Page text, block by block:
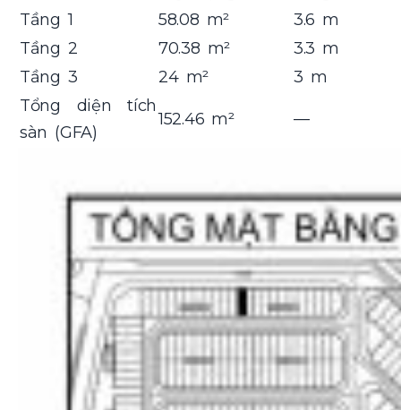
Tầng 1
58.08 m²
3.6 m
Tầng 2
70.38 m²
3.3 m
Tầng 3
24 m²
3 m
Tổng diện tích
sàn (GFA)
152.46 m² —